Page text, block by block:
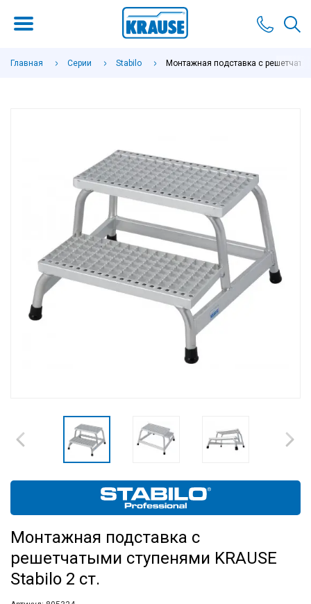
Главная Серии Stabilo Монтажная подставка с
Монтажная подставка с
решетчатыми ступенями KRAUSE
Stabilo 2 ст.